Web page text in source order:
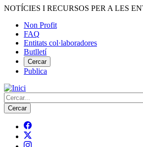
Vés
contingut
NOTÍCIES I RECURSOS PER A LES
Menú
del
compte
d'usuari
Non Profit
FAQ
Entitats col·laboradores
Butlletí
Cercar
Publica
Cerca